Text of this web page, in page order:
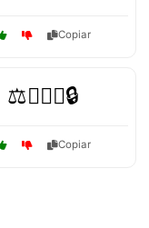
Copiar
⚖️🕵️‍♂️📜🔒
Copiar